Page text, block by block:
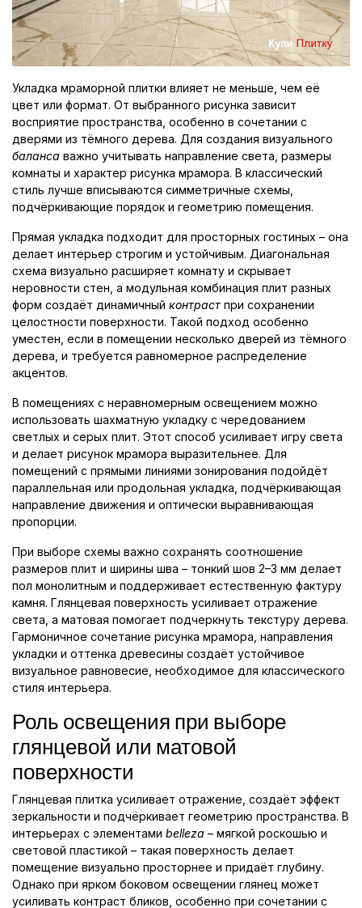
Укладка мраморной плитки влияет не меньше, чем её
цвет или формат. От выбранного рисунка зависит
восприятие пространства, особенно в сочетании с
дверями из тёмного дерева. Для создания визуального
баланса важно учитывать направление света, размеры
комнаты и характер рисунка мрамора. В классический
стиль лучше вписываются симметричные схемы,
подчёркивающие порядок и геометрию помещения.
Прямая укладка подходит для просторных гостиных – она
делает интерьер строгим и устойчивым. Диагональная
схема визуально расширяет комнату и скрывает
неровности стен, а модульная комбинация плит разных
форм создаёт динамичный контраст при сохранении
целостности поверхности. Такой подход особенно
уместен, если в помещении несколько дверей из тёмного
дерева, и требуется равномерное распределение
акцентов.
В помещениях с неравномерным освещением можно
использовать шахматную укладку с чередованием
светлых и серых плит. Этот способ усиливает игру света
и делает рисунок мрамора выразительнее. Для
помещений с прямыми линиями зонирования подойдёт
параллельная или продольная укладка, подчёркивающая
направление движения и оптически выравнивающая
пропорции.
При выборе схемы важно сохранять соотношение
размеров плит и ширины шва – тонкий шов 2–3 мм делает
пол монолитным и поддерживает естественную фактуру
камня. Глянцевая поверхность усиливает отражение
света, а матовая помогает подчеркнуть текстуру дерева.
Гармоничное сочетание рисунка мрамора, направления
укладки и оттенка древесины создаёт устойчивое
визуальное равновесие, необходимое для классического
стиля интерьера.
Роль освещения при выборе
глянцевой или матовой
поверхности
Глянцевая плитка усиливает отражение, создаёт эффект
зеркальности и подчёркивает геометрию пространства. В
интерьерах с элементами belleza – мягкой роскошью и
световой пластикой – такая поверхность делает
помещение визуально просторнее и придаёт глубину.
Однако при ярком боковом освещении глянец может
усиливать контраст бликов, особенно при сочетании с